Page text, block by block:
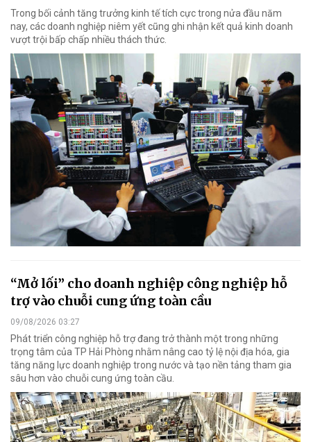
Trong bối cảnh tăng trưởng kinh tế tích cực trong nửa đầu năm
nay, các doanh nghiệp niêm yết cũng ghi nhận kết quả kinh doanh
vượt trội bấp chấp nhiều thách thức.
“Mở lối” cho doanh nghiệp công nghiệp hỗ
trợ vào chuỗi cung ứng toàn cầu
09/08/2026 03:27
Phát triển công nghiệp hỗ trợ đang trở thành một trong những
trọng tâm của TP Hải Phòng nhằm nâng cao tỷ lệ nội địa hóa, gia
tăng năng lực doanh nghiệp trong nước và tạo nền tảng tham gia
sâu hơn vào chuỗi cung ứng toàn cầu.